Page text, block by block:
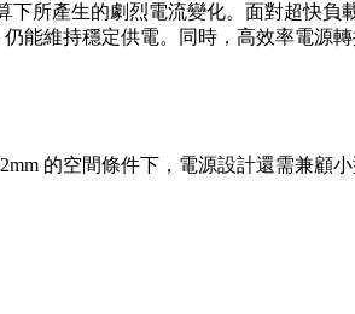
所產生的劇烈電流變化。面對超快負
能維持穩定供電。同時，高效率電源
的空間條件下，電源設計還需兼顧